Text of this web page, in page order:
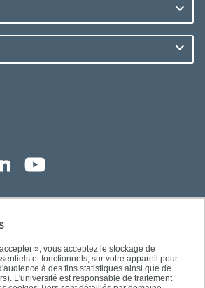
», vous acceptez le stockage de
et fonctionnels, sur votre appareil pour
à des fins statistiques ainsi que de
L'université est responsable de traitement